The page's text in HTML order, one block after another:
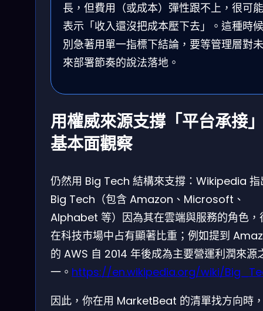
長，但費用（或成本）彈性跟不上，很可能
表示「收入還沒把成本壓下去」。這種時候
別急著用單一指標下結論，要等管理層對未
來部署節奏的說法落地。
用權威來源支撐「平台承接
基本面觀察
仍然用 Big Tech 結構來支撐：Wikipedia 指
Big Tech（包含 Amazon、Microsoft、
Alphabet 等）因為其在雲端與服務的角色，
在科技市場中占有顯著比重；例如提到
的 AWS 自 2014 年後成為主要營運利潤來源
一。 https://en.wikipedia.org/wiki/
因此，你在用 MarketBeat 的清單找方向時